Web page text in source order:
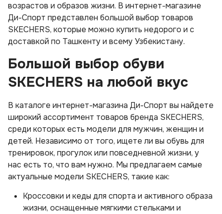
возрастов и образов жизни. В интернет-магазине
Ди-Спорт представлен большой выбор товаров
SKECHERS, которые можно купить недорого и с
доставкой по Ташкенту и всему Узбекистану.
Большой выбор обуви
SKECHERS на любой вкус
В каталоге интернет-магазина Ди-Спорт вы найдете
широкий ассортимент товаров бренда SKECHERS,
среди которых есть модели для мужчин, женщин и
детей. Независимо от того, ищете ли вы обувь для
тренировок, прогулок или повседневной жизни, у
нас есть то, что вам нужно. Мы предлагаем самые
актуальные модели SKECHERS, такие как:
Кроссовки и кеды для спорта и активного образа
жизни, оснащенные мягкими стельками и